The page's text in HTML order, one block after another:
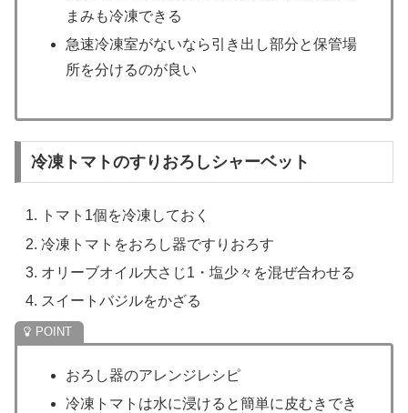
まみも冷凍できる
急速冷凍室がないなら引き出し部分と保管場
所を分けるのが良い
冷凍トマトのすりおろしシャーベット
トマト1個を冷凍しておく
冷凍トマトをおろし器ですりおろす
オリーブオイル大さじ1・塩少々を混ぜ合わせる
スイートバジルをかざる
おろし器のアレンジレシピ
冷凍トマトは水に浸けると簡単に皮むきでき